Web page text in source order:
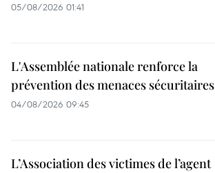
05/08/2026 01:41
L'Assemblée nationale renforce la
prévention des menaces sécuritaires
04/08/2026 09:45
L’Association des victimes de l’agent